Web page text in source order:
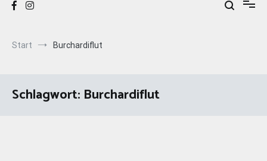
Start Burchardiflut
Schlagwort: Burchardiflut